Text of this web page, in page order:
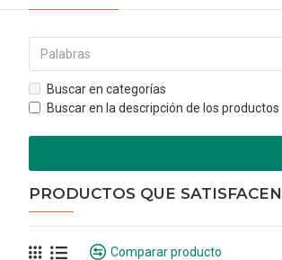
Buscar en categorías
Buscar en la descripción de los productos
PRODUCTOS QUE
Comparar producto